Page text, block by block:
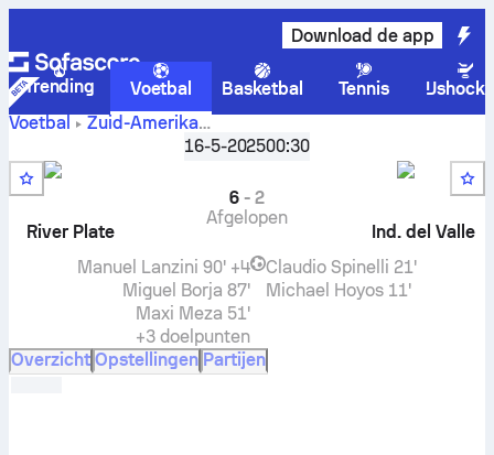
Download de app
Trending Voetbal Basketbal Tennis
Voetbal
Zuid-Amerika
CONMEBOL Libertadores, Groep B,
Platetegen
live score, onderlinge
resultaten, stand en voorspelling
16-5-202500:30
River Plate
6-2
Afgelopen
Ind. del Valle
Manuel Lanzini 90' +4
Miguel Borja 87'
Maxi Meza 51'
+3 doelpunten
Claudio Spinelli 21'
Michael Hoyos 11'
Overzicht Opstellingen Partijen